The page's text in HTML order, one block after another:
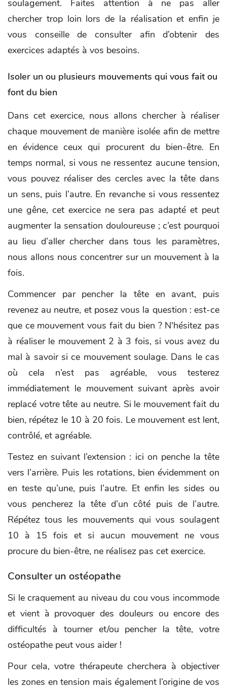
soulagement. Faites attention à ne pas aller
chercher trop loin lors de la réalisation et enfin je
vous conseille de consulter afin d’obtenir des
exercices adaptés à vos besoins.
Isoler un ou plusieurs mouvements qui vous fait ou
font du bien
Dans cet exercice, nous allons chercher à réaliser
chaque mouvement de manière isolée afin de mettre
en évidence ceux qui procurent du bien-être. En
temps normal, si vous ne ressentez aucune tension,
vous pouvez réaliser des cercles avec la tête dans
un sens, puis l’autre. En revanche si vous ressentez
une gêne, cet exercice ne sera pas adapté et peut
augmenter la sensation douloureuse ; c’est pourquoi
au lieu d’aller chercher dans tous les paramètres,
nous allons nous concentrer sur un mouvement à la
fois.
Commencer par pencher la tête en avant, puis
revenez au neutre, et posez vous la question : est-ce
que ce mouvement vous fait du bien ? N'hésitez pas
à réaliser le mouvement 2 à 3 fois, si vous avez du
mal à savoir si ce mouvement soulage. Dans le cas
où cela n’est pas agréable, vous testerez
immédiatement le mouvement suivant après avoir
replacé votre tête au neutre. Si le mouvement fait du
bien, répétez le 10 à 20 fois. Le mouvement est lent,
contrôlé, et agréable.
Testez en suivant l’extension : ici on penche la tête
vers l’arrière. Puis les rotations, bien évidemment on
en teste qu’une, puis l’autre. Et enfin les sides ou
vous pencherez la tête d’un côté puis de l’autre.
Répétez tous les mouvements qui vous soulagent
10 à 15 fois et si aucun mouvement ne vous
procure du bien-être, ne réalisez pas cet exercice.
Consulter un ostéopathe
Si le craquement au niveau du cou vous incommode
et vient à provoquer des douleurs ou encore des
difficultés à tourner et/ou pencher la tête, votre
ostéopathe peut vous aider !
Pour cela, votre thérapeute cherchera à objectiver
les zones en tension mais également l’origine de vos